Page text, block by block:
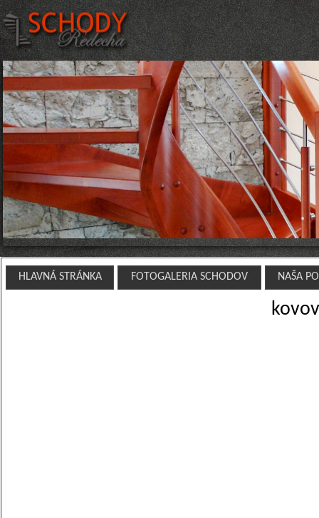
HLAVNÁ STRÁNKA FOTOGALERIA SCHODOV NAŠA